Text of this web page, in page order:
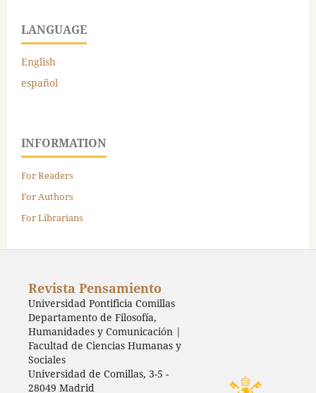
LANGUAGE
English
español
INFORMATION
For Readers
For Authors
For Librarians
Revista Pensamiento
Universidad Pontificia Comillas
Departamento de Filosofía,
Humanidades y Comunicación |
Facultad de Ciencias Humanas y
Sociales
Universidad de Comillas, 3-5 -
28049 Madrid